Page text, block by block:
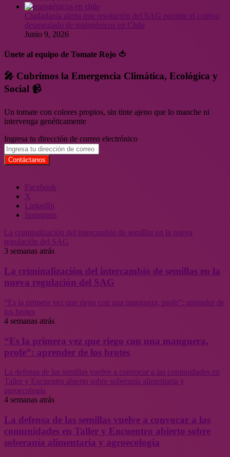
Ciudadanía alerta que resolución del SAG permite el cultivo
desregulado de transgénicos en Chile
Junio 9, 2026
Únete al equipo de Tomate Rojo 🍅
🎤 Cubrimos la Emergencia Climática, Ecológica y
Social 📹
Un tomate con colores propios, sin tinte ajeno que lo manche ni
intervenga genéticamente
Ingresa tu dirección de correo electrónico
Facebook
X
LinkedIn
Instagram
La criminalización del intercambio de semillas en la nueva
regulación del SAG
3 semanas atrás
La criminalización del intercambio de semillas en la
nueva regulación del SAG
“Es la primera vez que riego con una manguera, profe”: aprender de
los brotes
4 semanas atrás
“Es la primera vez que riego con una manguera,
profe”: aprender de los brotes
La defensa de las semillas vuelve a convocar a las comunidades en
Taller y Encuentro abierto sobre soberanía alimentaria y
agroecología
4 semanas atrás
La defensa de las semillas vuelve a convocar a las
comunidades en Taller y Encuentro abierto sobre
soberanía alimentaria y agroecología